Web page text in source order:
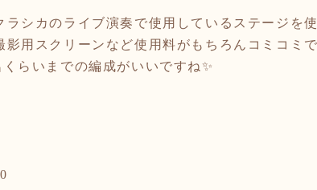
シカのライブ演奏で使用しているステージを
影用スクリーンなど使用料がもちろんコミコミ
らいまでの編成がいいですね✨